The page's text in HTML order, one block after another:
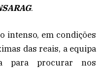
.
intenso, em condições
das reais, a equipa
para procurar nos